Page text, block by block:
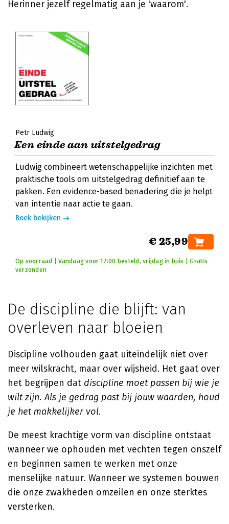
Herinner jezelf regelmatig aan je 'waarom'.
Petr Ludwig
Een einde aan uitstelgedrag
Ludwig combineert wetenschappelijke inzichten met
praktische tools om uitstelgedrag definitief aan te
pakken. Een evidence-based benadering die je helpt
van intentie naar actie te gaan.
Boek bekijken
€ 25,99
Op voorraad | Vandaag voor 17:00 besteld, vrijdag in huis | Gratis
verzonden
De discipline die blijft: van
overleven naar bloeien
Discipline volhouden gaat uiteindelijk niet over
meer wilskracht, maar over wijsheid. Het gaat over
het begrijpen dat discipline moet passen bij wie je
wilt zijn. Als je gedrag past bij jouw waarden, houd
je het makkelijker vol.
De meest krachtige vorm van discipline ontstaat
wanneer we ophouden met vechten tegen onszelf
en beginnen samen te werken met onze
menselijke natuur. Wanneer we systemen bouwen
die onze zwakheden omzeilen en onze sterktes
versterken.